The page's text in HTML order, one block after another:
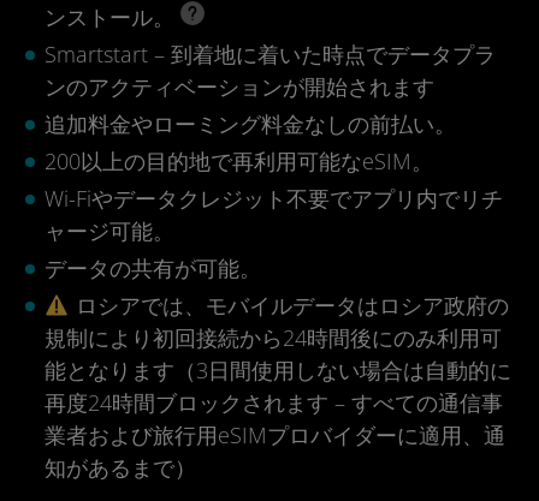
ンストール。
Smartstart – 到着地に着いた時点でデータプラ
ンのアクティベーションが開始されます
追加料金やローミング料金なしの前払い。
200以上の目的地で再利用可能なeSIM。
Wi-Fiやデータクレジット不要でアプリ内でリチ
ャージ可能。
データの共有が可能。
ロシアでは、モバイルデータはロシア政府の
規制により初回接続から24時間後にのみ利用可
能となります（3日間使用しない場合は自動的に
再度24時間ブロックされます – すべての通信事
業者および旅行用eSIMプロバイダーに適用、通
知があるまで）